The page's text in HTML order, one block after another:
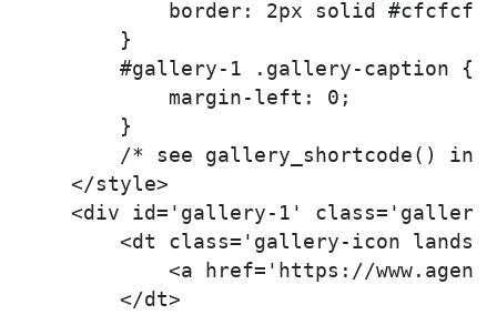
            border: 2px solid #cfcfcf;
        }
        #gallery-1 .gallery-caption {
            margin-left: 0;
        }
/* see gallery_shortcode() in
    </style>
<div id='gallery-1'
<dt class='gallery-icon
<a href='https://
        </dt>